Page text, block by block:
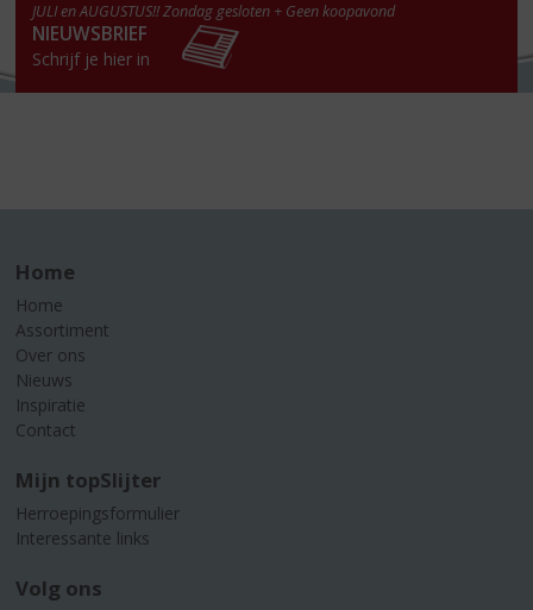
JULI en AUGUSTUS!! Zondag gesloten + Geen koopavond
NIEUWSBRIEF
Schrijf je hier in
Home
Home
Assortiment
Over ons
Nieuws
Inspiratie
Contact
Mijn topSlijter
Herroepingsformulier
Interessante links
Volg ons